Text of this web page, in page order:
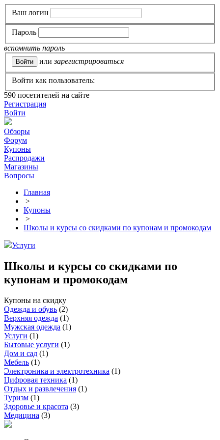
Ваш логин
Пароль
вспомнить пароль
или зарегистрироваться
Войти как пользователь:
590 посетителей на сайте
Регистрация
Войти
Обзоры
Форум
Купоны
Распродажи
Магазины
Вопросы
Главная
>
Купоны
>
Школы и курсы со скидками по купонам и промокодам
Услуги
Школы и курсы со скидками по
купонам и промокодам
Купоны на скидку
Одежда и обувь (2)
Верхняя одежда (1)
Мужская одежда (1)
Услуги (1)
Бытовые услуги (1)
Дом и сад (1)
Мебель (1)
Электроника и электротехника (1)
Цифровая техника (1)
Отдых и развлечения (1)
Туризм (1)
Здоровье и красота (3)
Медицина (3)